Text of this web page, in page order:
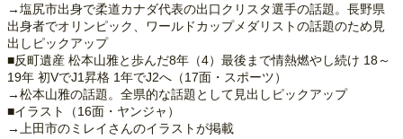
→塩尻市出身で柔道カナダ代表の出口クリスタ選手の話題。長野県
出身者でオリンピック、ワールドカップメダリストの話題のため見
出しピックアップ
■反町遺産 松本山雅と歩んだ8年（4）最後まで情熱燃やし続け 18～
19年 初VでJ1昇格 1年でJ2へ（17面・スポーツ）
→松本山雅の話題。全県的な話題として見出しピックアップ
■イラスト（16面・ヤンジャ）
→上田市のミレイさんのイラストが掲載